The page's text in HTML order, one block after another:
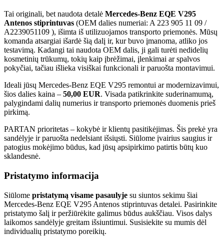
Tai originali, bet naudota detalė Mercedes-Benz EQE V295
Antenos stiprintuvas (OEM dalies numeriai: A 223 905 11 09 /
A2239051109 ), išimta iš utilizuojamos transporto priemonės. Mūsų
komanda atsargiai išardė šią dalį ir, kur buvo įmanoma, atliko jos
testavimą. Kadangi tai naudota OEM dalis, ji gali turėti nedidelių
kosmetinių trūkumų, tokių kaip įbrėžimai, įlenkimai ar spalvos
pokyčiai, tačiau išlieka visiškai funkcionali ir paruošta montavimui.
Ideali jūsų Mercedes-Benz EQE V295 remontui ar modernizavimui,
šios dalies kaina – 50,00 EUR. Visada patikrinkite suderinamumą,
palygindami dalių numerius ir transporto priemonės duomenis prieš
pirkimą.
PARTAN prioritetas – kokybė ir klientų pasitikėjimas. Šis prekė yra
sandėlyje ir paruošta nedelsiant išsiųsti. Siūlome įvairius saugius ir
patogius mokėjimo būdus, kad jūsų apsipirkimo patirtis būtų kuo
sklandesnė.
Pristatymo informacija
Siūlome pristatymą visame pasaulyje su siuntos sekimu šiai
Mercedes-Benz EQE V295 Antenos stiprintuvas detalei. Pasirinkite
pristatymo šalį ir peržiūrėkite galimus būdus aukščiau. Visos dalys
laikomos sandėlyje greitam išsiuntimui. Susisiekite su mumis dėl
individualių pristatymo poreikių.